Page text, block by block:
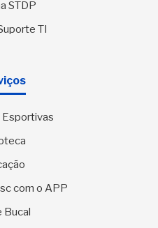
STDP
TI
com o APP
Bucal